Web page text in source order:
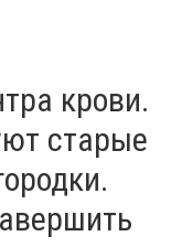
крови.
старые